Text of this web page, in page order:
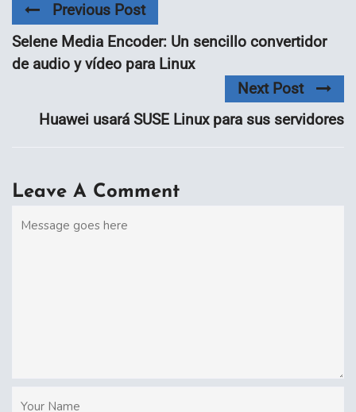
Previous Post
Selene Media Encoder: Un sencillo convertidor
de audio y vídeo para Linux
Next Post
Huawei usará SUSE Linux para sus servidores
Leave A Comment